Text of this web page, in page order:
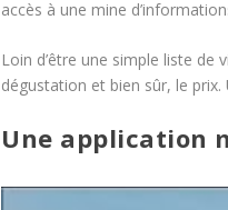
accès à une mine
Loin d’être une simple liste
dégustation et bien sûr, le
Une application